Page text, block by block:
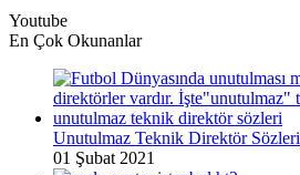
Youtube
En Çok Okunanlar
Unutulmaz Teknik Direktör Sözleri
01 Şubat 2021